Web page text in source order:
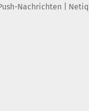
Nachrichten